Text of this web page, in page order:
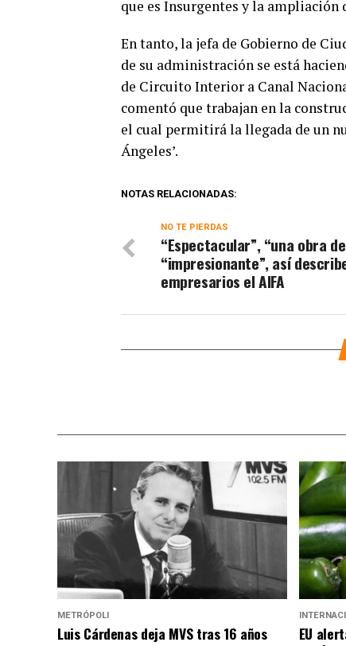
que es Insurgentes y la ampliación
En tanto, la jefa de Gobierno de
de su administración se está
de Circuito Interior a Canal
comentó que trabajan en la
el cual permitirá la llegada de un
Ángeles’.
NOTAS RELACIONADAS:
NO TE PIERDAS
“Espectacular”, “una obra
“impresionante”, así
empresarios el AIFA
METRÓPOLI
Luis Cárdenas deja MVS tras 16 años
EU